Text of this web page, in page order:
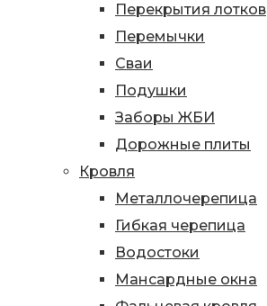
Перекрытия лотков
Перемычки
Сваи
Подушки
Заборы ЖБИ
Дорожные плиты
Кровля
Металлочерепица
Гибкая черепица
Водостоки
Мансардные окна